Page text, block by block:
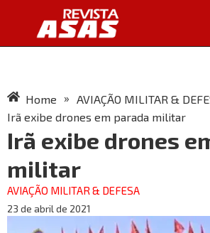
Home » AVIAÇÃO MILITAR &
Irã exibe drones em parada militar
Irã exibe drones
militar
AVIAÇÃO MILITAR & DEFESA
23 de abril de 2021